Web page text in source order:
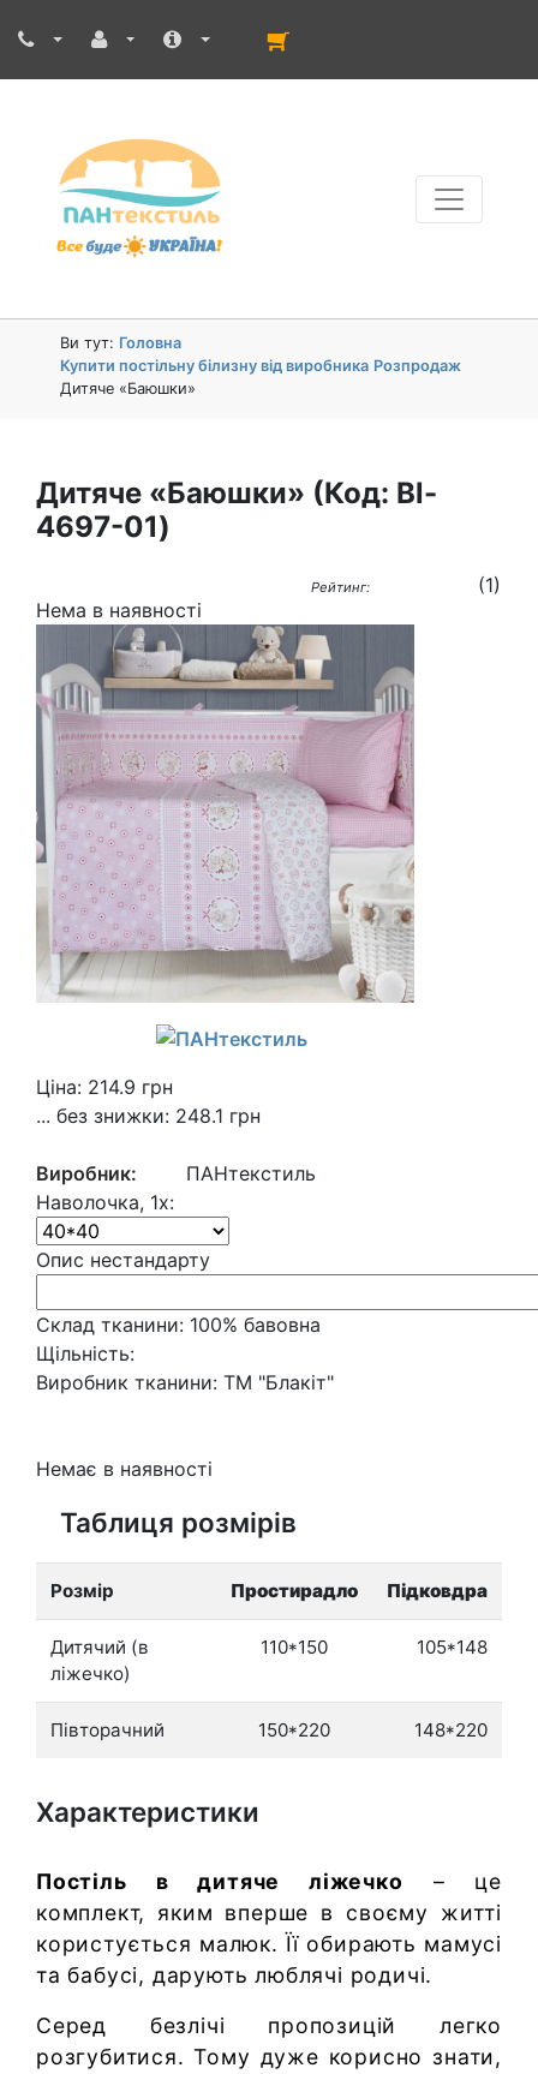
Ви тут: Головна
Купити постільну білизну від виробника Розпродаж
Дитяче «Баюшки»
Дитяче «Баюшки» (Код: Bl-
4697-01)
Рейтинг: (1)
Нема в наявності
Ціна: 214.9 грн
... без знижки: 248.1 грн
Виробник:
ПАНтекстиль
Наволочка, 1х:
Опис нестандарту
Склад тканини: 100% бавовна
Щільність:
Виробник тканини: ТМ "Блакіт"
Немає в наявності
Таблиця розмірів
Розмір Простирадло Підковдра
Дитячий (в
ліжечко)
110*150 105*148
Півторачний 150*220 148*220
Характеристики
Постіль в дитяче ліжечко – це
комплект, яким вперше в своєму житті
користується малюк. Її обирають мамусі
та бабусі, дарують люблячі родичі.
Серед безлічі пропозицій легко
розгубитися. Тому дуже корисно знати,